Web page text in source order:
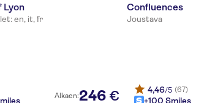
en, it, fr
Alkaen:246 €
Confluences
Joustava
4,46/5 (67)
+100 Smiles